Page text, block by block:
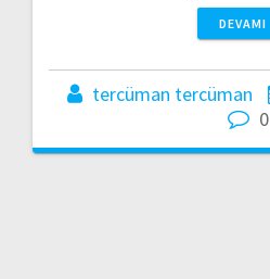
DEVAMI
tercüman tercüman
0